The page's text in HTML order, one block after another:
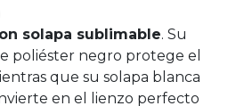
solapa sublimable. Su
poliéster negro protege el
que su solapa blanca
en el lienzo perfecto